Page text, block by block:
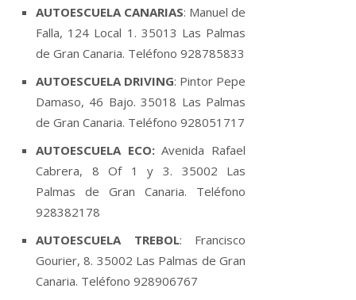
AUTOESCUELA CANARIAS: Manuel de
Falla, 124 Local 1. 35013 Las Palmas
de Gran Canaria. Teléfono 928785833
AUTOESCUELA DRIVING: Pintor Pepe
Damaso, 46 Bajo. 35018 Las Palmas
de Gran Canaria. Teléfono 928051717
AUTOESCUELA ECO:Avenida Rafael
Cabrera, 8 Of 1 y 3. 35002 Las
Palmas de Gran Canaria. Teléfono
928382178
AUTOESCUELA TREBOL: Francisco
Gourier, 8. 35002 Las Palmas de Gran
Canaria. Teléfono 928906767